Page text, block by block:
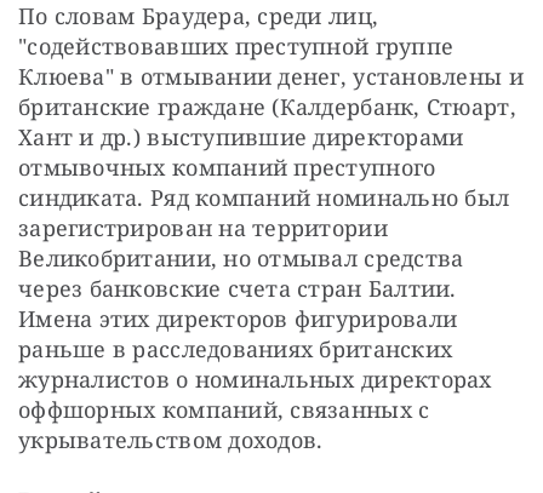
По словам Браудера, среди лиц,
"содействовавших преступной группе
Клюева" в отмывании денег, установлены и
британские граждане (Калдербанк, Стюарт,
Хант и др.) выступившие директорами
отмывочных компаний преступного
синдиката. Ряд компаний номинально был
зарегистрирован на территории
Великобритании, но отмывал средства
через банковские счета стран Балтии.
Имена этих директоров фигурировали
раньше в расследованиях британских
журналистов о номинальных директорах
оффшорных компаний, связанных с
укрывательством доходов.